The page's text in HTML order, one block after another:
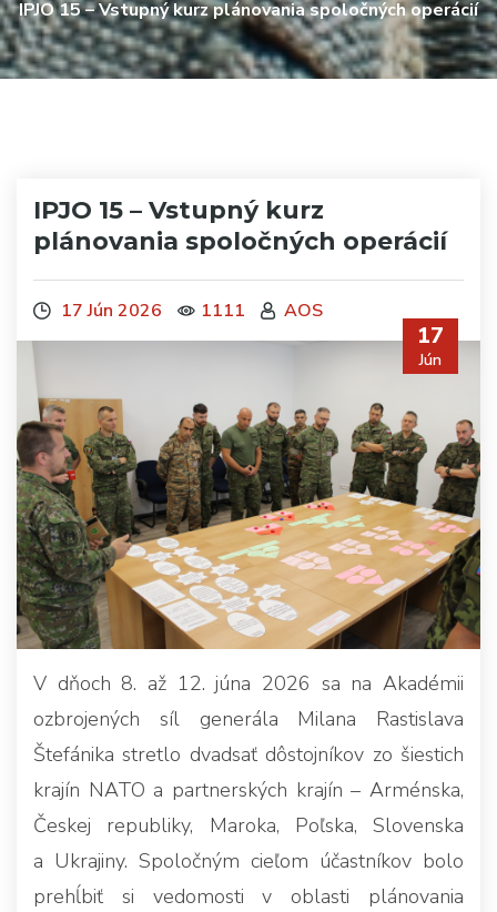
IPJO 15 – Vstupný kurz plánovania spoločných operácií
IPJO 15 – Vstupný kurz
plánovania spoločných operácií
17 Jún 2026 1111 AOS
17
Jún
V dňoch 8. až 12. júna 2026 sa na Akadémii
ozbrojených síl generála Milana Rastislava
Štefánika stretlo dvadsať dôstojníkov zo šiestich
krajín NATO a partnerských krajín – Arménska,
Českej republiky, Maroka, Poľska, Slovenska
a Ukrajiny. Spoločným cieľom účastníkov bolo
prehĺbiť si vedomosti v oblasti plánovania